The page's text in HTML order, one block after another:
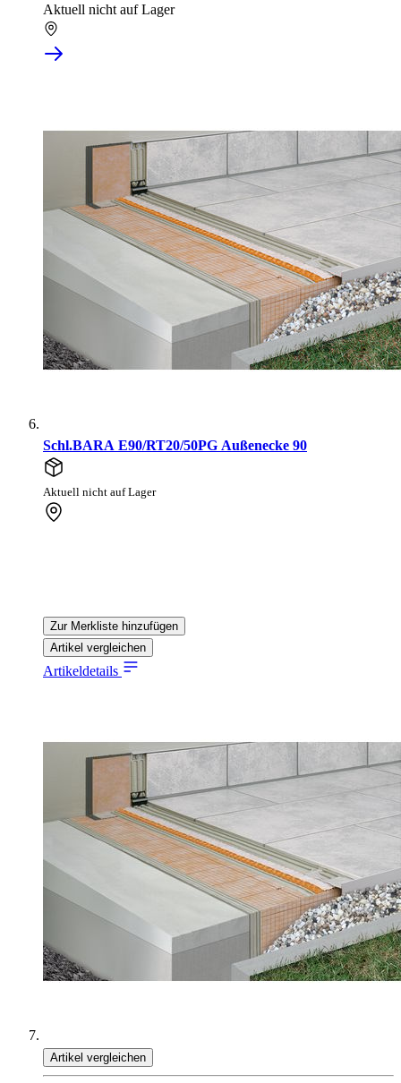
Aktuell nicht auf Lager
Schl.BARA E90/RT20/50PG Außenecke 90
Aktuell nicht auf Lager
Zur Merkliste hinzufügen
Artikel vergleichen
Artikeldetails
Artikel vergleichen